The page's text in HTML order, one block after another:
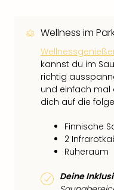
Wellness im
kannst du im
richtig
und einfach mal
dich auf die
Finnische
2
Ruheraum
Deine